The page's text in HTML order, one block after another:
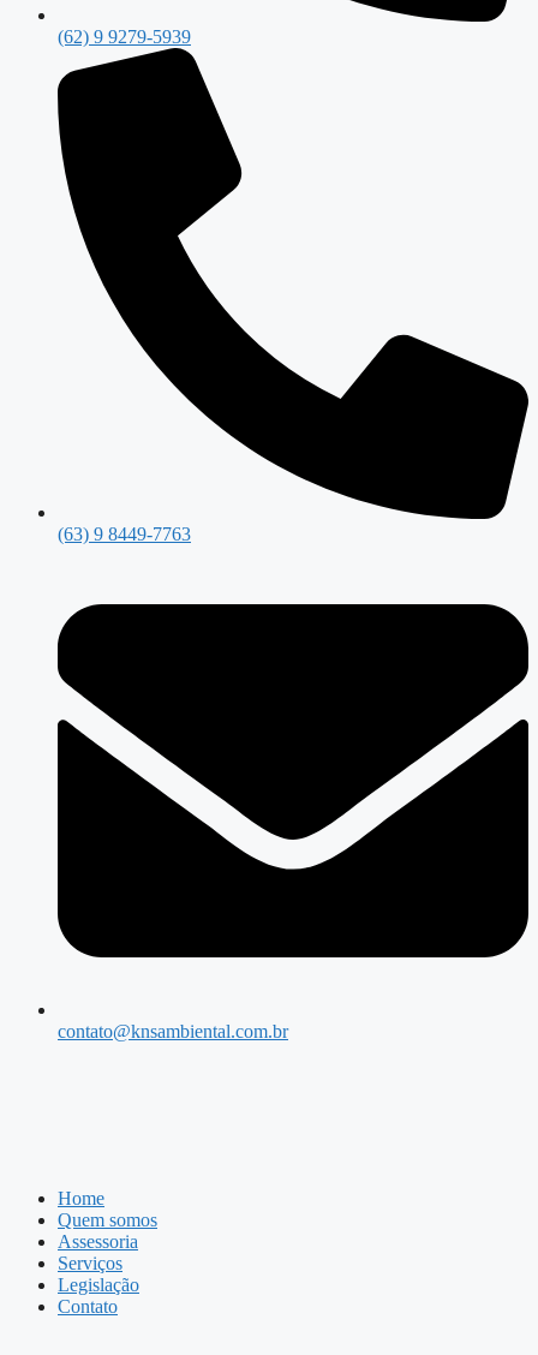
(62) 9 9279-5939
(63) 9 8449-7763
contato@knsambiental.com.br
Home
Quem somos
Assessoria
Serviços
Legislação
Contato